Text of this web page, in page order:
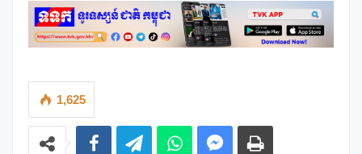
1,625